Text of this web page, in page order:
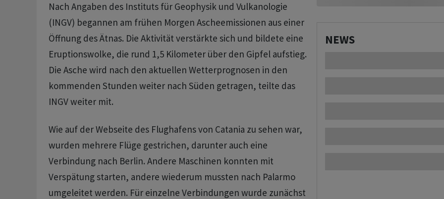
Nach Angaben des Instituts für Geophysik und Vulkanologie
(INGV) begannen am frühen Morgen Ascheemissionen aus einer
Öffnung des Ätnas. Die Aktivität verstärkte sich und bildete eine
Eruptionswolke, die rund 1,5 Kilometer über den Gipfel aufstieg.
Die Asche wird nach den aktuellen Wetterprognosen in den
kommenden Stunden weiter nach Süden getragen, teilte das
INGV weiter mit.
Wie auf der Webseite des Flughafens von Catania zu sehen war,
wurden mehrere Flüge gestrichen, darunter auch eine
Verbindung nach Berlin. Andere Maschinen konnten mit
Verspätung starten, andere wiederum mussten nach Palarmo
umgeleitet werden. Für einzelne Verbindungen wurde zunächst
NEWS